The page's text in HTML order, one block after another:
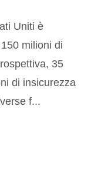
Uniti è
milioni di
35
di insicurezza
f...